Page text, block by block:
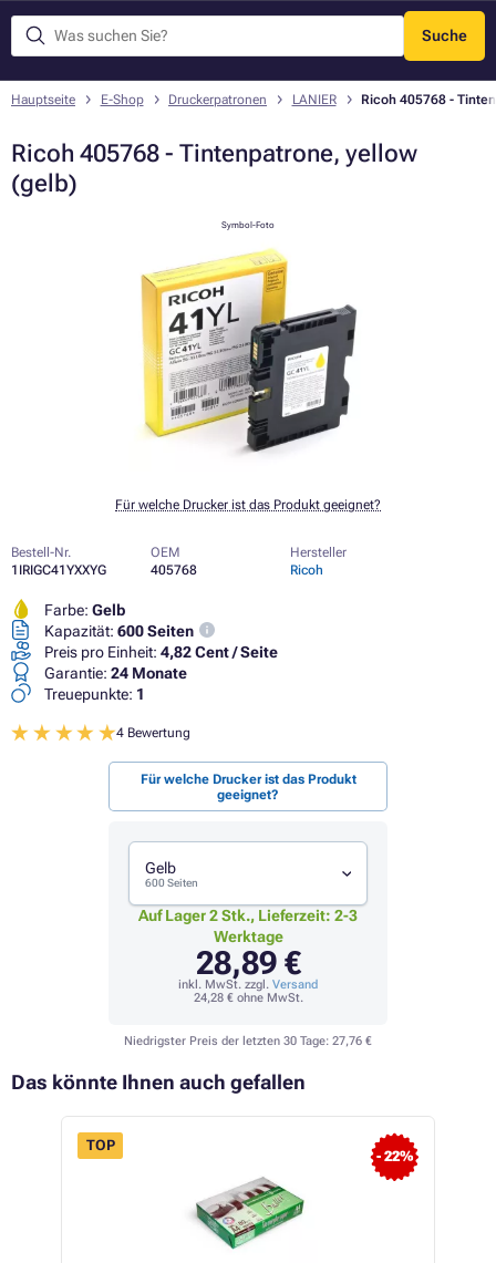
Suche
Menü
Hauptseite E-Shop Druckerpatronen LANIER Ricoh 405768 -
Ricoh 405768 - Tintenpatrone, yellow
(gelb)
Symbol-Foto
Für welche Drucker ist das Produkt geeignet?
Bestell-Nr.
1IRIGC41YXXYG
OEM
405768
Hersteller
Ricoh
Farbe: Gelb
Kapazität: 600 Seiten
Preis pro Einheit: 4,82 Cent / Seite
Garantie: 24 Monate
Treuepunkte: 1
4 Bewertung
Für welche Drucker ist das Produkt
geeignet?
Gelb
600 Seiten
Auf Lager 2 Stk., Lieferzeit: 2-3
Werktage
28,89 €
inkl. MwSt. zzgl. Versand
24,28 €ohne MwSt.
Niedrigster Preis der letzten 30 Tage: 27,76 €
Das könnte Ihnen auch gefallen
- 22%
TOP